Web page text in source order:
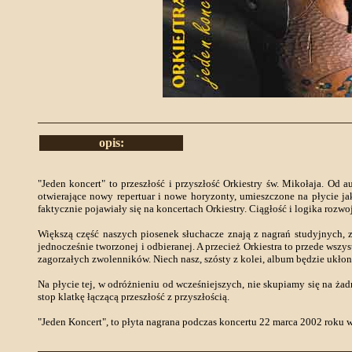
opis:
"Jeden koncert" to przeszłość i przyszłość Orkiestry św. Mikołaja.
otwierające nowy repertuar i nowe horyzonty, umieszczone na płycie
faktycznie pojawiały się na koncertach Orkiestry. Ciągłość i logika
Większą część naszych piosenek słuchacze znają z nagrań
jednocześnie tworzonej i odbieranej. A przecież Orkiestra to przede
zagorzałych zwolenników. Niech nasz, szósty z kolei, album będzie
Na płycie tej, w odróżnieniu od wcześniejszych, nie skupiamy się na
stop klatkę łączącą przeszłość z przyszłością.
"Jeden Koncert", to płyta nagrana podczas koncertu 22 marca 2002